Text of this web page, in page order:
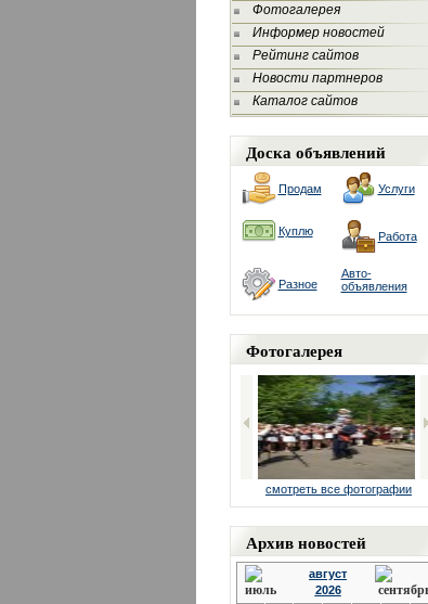
Фотогалерея
Информер новостей
Рейтинг сайтов
Новости партнеров
Каталог сайтов
Доска объявлений
Продам Услуги
Куплю Работа
Разное
Авто-
объявления
Фотогалерея
смотреть все фотографии
Архив новостей
август
2026